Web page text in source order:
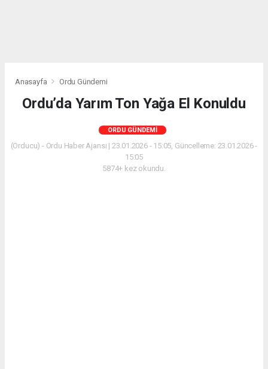
Anasayfa Ordu Gündemi
Ordu’da Yarım Ton Yağa El Konuldu
ORDU GÜNDEMI
(Orducu) - Ordu Haber Ajansı | 23.01.2026 - 15:05, Güncelleme: 23.01.2026 -
15:05
5874+ kez okundu.